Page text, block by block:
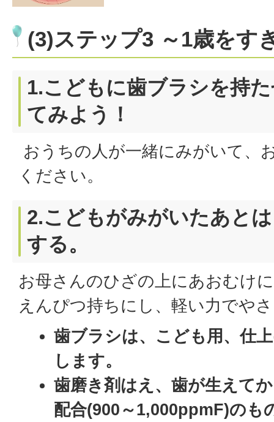
(3)ステップ3 ～1歳をす
1.こどもに歯ブラシを持
てみよう！
おうちの人が一緒にみがいて、
ください。
2.こどもがみがいたあと
する。
お母さんのひざの上にあおむけ
えんぴつ持ちにし、軽い力でや
歯ブラシは、こども用、仕
します。
歯磨き剤はえ、歯が生えて
配合(900～1,000ppmF)のも